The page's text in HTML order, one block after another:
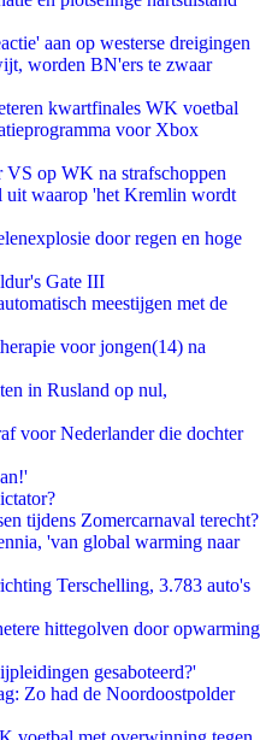
aan op westerse dreigingen
worden BN'ers te zwaar
kwartfinales WK voetbal
voor Xbox
op WK na strafschoppen
uit waarop 'het Kremlin wordt
door regen en hoge
Gate III
meestijgen met de
voor jongen(14) na
in Rusland op nul,
voor Nederlander die dochter
tijdens Zomercarnaval terecht?
'van global warming naar
Terschelling, 3.783 auto's
hittegolven door opwarming
gesaboteerd?'
Zo had de Noordoostpolder